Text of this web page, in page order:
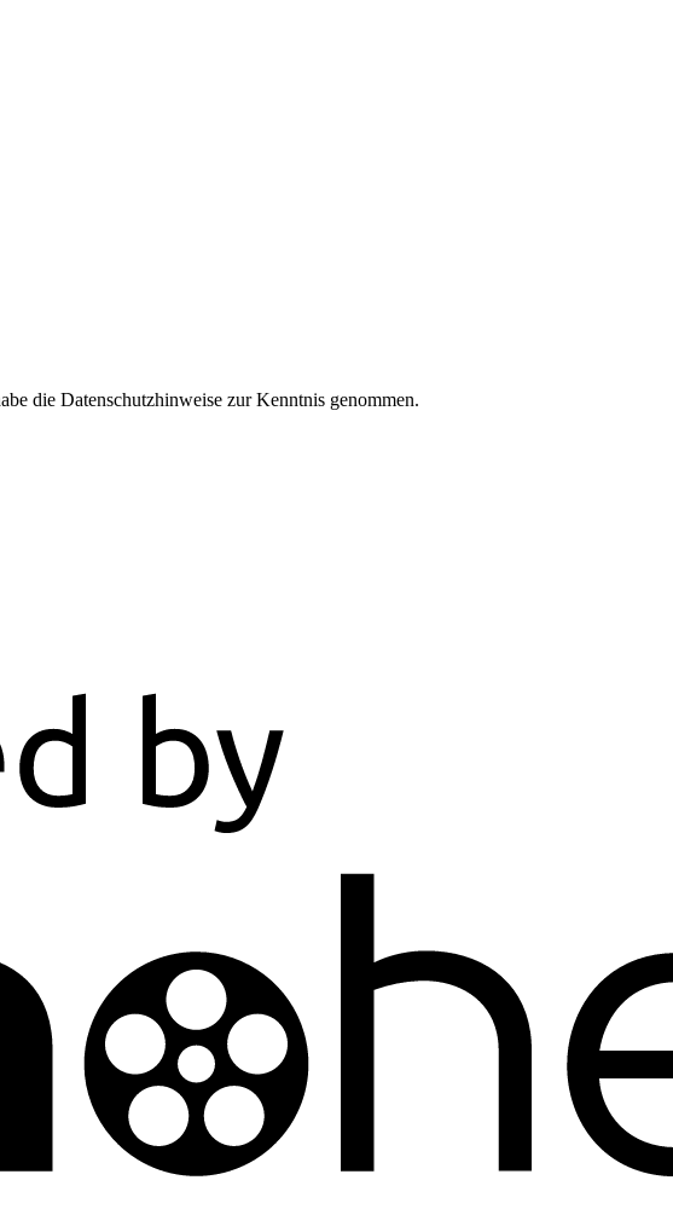
die Datenschutzhinweise zur Kenntnis genommen.